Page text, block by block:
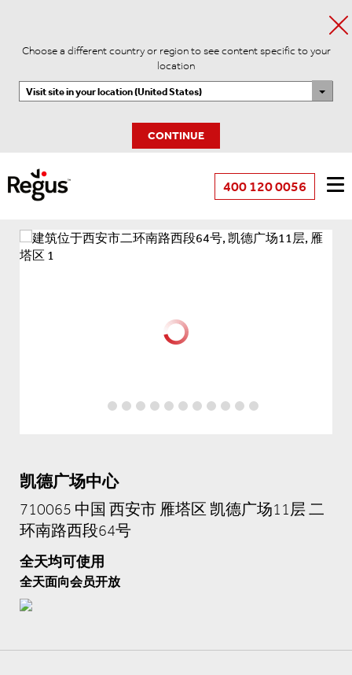
Choose a different country or region to see content specific to your
location
Visit site in your location (United States)
CONTINUE
400 120 0056
凯德广场中心
710065 中国 西安市 雁塔区 凯德广场11层 二
环南路西段64号
全天均可使用
全天面向会员开放